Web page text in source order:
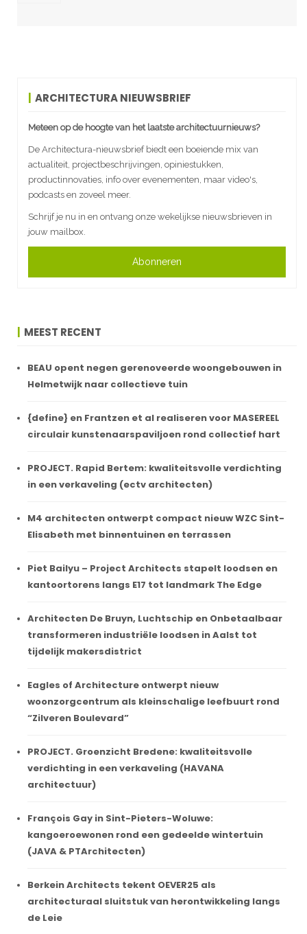
ARCHITECTURA NIEUWSBRIEF
Meteen op de hoogte van het laatste architectuurnieuws?
De Architectura-nieuwsbrief biedt een boeiende mix van
actualiteit, projectbeschrijvingen, opiniestukken,
productinnovaties, info over evenementen, maar video's,
podcasts en zoveel meer.
Schrijf je nu in en ontvang onze wekelijkse nieuwsbrieven in
jouw mailbox.
Abonneren
MEEST RECENT
BEAU opent negen gerenoveerde woongebouwen in
Helmetwijk naar collectieve tuin
{define} en Frantzen et al realiseren voor MASEREEL
circulair kunstenaarspaviljoen rond collectief hart
PROJECT. Rapid Bertem: kwaliteitsvolle verdichting
in een verkaveling (ectv architecten)
M4 architecten ontwerpt compact nieuw WZC Sint-
Elisabeth met binnentuinen en terrassen
Piet Bailyu – Project Architects stapelt loodsen en
kantoortorens langs E17 tot landmark The Edge
Architecten De Bruyn, Luchtschip en Onbetaalbaar
transformeren industriële loodsen in Aalst tot
tijdelijk makersdistrict
Eagles of Architecture ontwerpt nieuw
woonzorgcentrum als kleinschalige leefbuurt rond
“Zilveren Boulevard”
PROJECT. Groenzicht Bredene: kwaliteitsvolle
verdichting in een verkaveling (HAVANA
architectuur)
François Gay in Sint-Pieters-Woluwe:
kangoeroewonen rond een gedeelde wintertuin
(JAVA & PTArchitecten)
Berkein Architects tekent OEVER25 als
architecturaal sluitstuk van herontwikkeling langs
de Leie